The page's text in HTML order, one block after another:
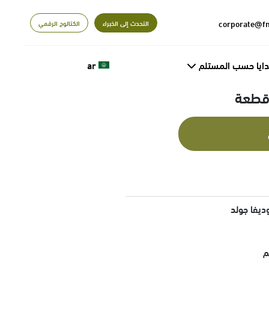
التحدث إلى الخبراء الكتالوج الرقمي
حسب المستلم ar
جولد